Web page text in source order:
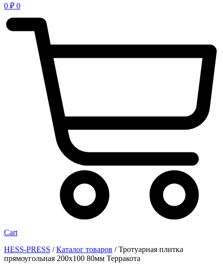
0 ₽ 0
Cart
HESS-PRESS /Каталог товаров /Тротуарная плитка
прямоугольная 200х100 80мм Терракота